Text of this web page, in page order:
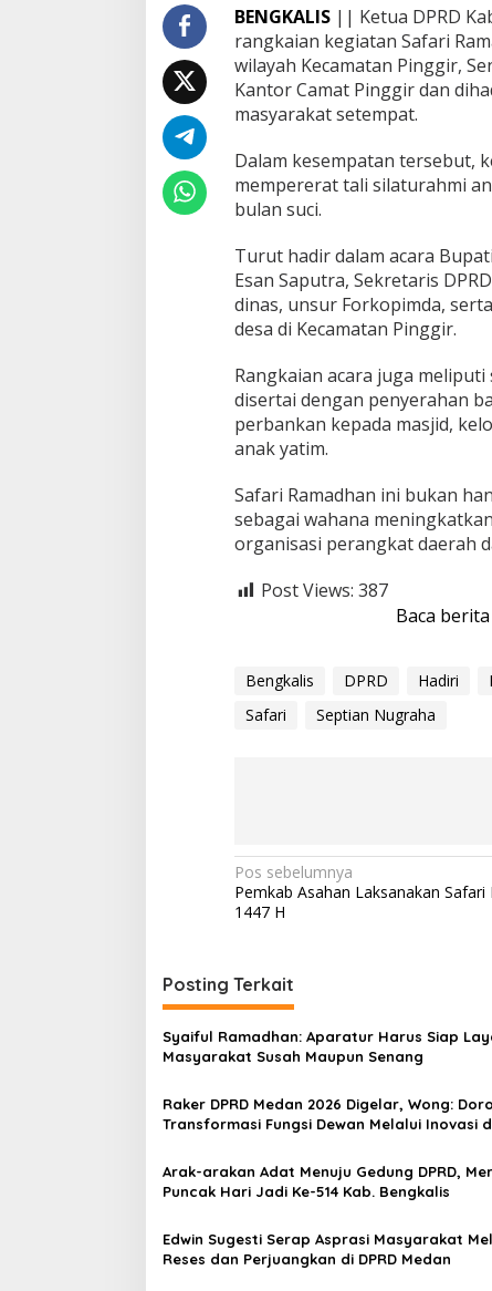
a
N
u
g
r
h
a
H
i
r
i
S
a
a
i
R
a
h
a
P
b
d
a
r
BENGKALIS|| Ketua DPRD
rangkaian kegiatan Safari
wilayah Kecamatan Pinggir,
Kantor Camat Pinggir dan
masyarakat setempat.
Dalam kesempatan tersebut,
mempererat tali silaturahmi
bulan suci.
Turut hadir dalam acara
Esan Saputra, Sekretaris
dinas, unsur Forkopimda,
desa di Kecamatan Pinggir.
Rangkaian acara juga
disertai dengan penyerahan
perbankan kepada masjid,
anak yatim.
Safari Ramadhan ini bukan
sebagai wahana
organisasi perangkat daerah
Post Views: 387
Baca
Bengkalis DPRD Hadiri
Safari
Septian Nugraha
N
a
i
g
a
s
i
p
s
Pos sebelumnya
Pemkab Asahan Laksanakan Safari
1447 H
Posting Terkait
Syaiful Ramadhan: Aparatur Harus Siap
Masyarakat Susah Maupun Senang
Raker DPRD Medan 2026 Digelar, Wong:
Transformasi Fungsi Dewan Melalui Inovasi
Arak-arakan Adat Menuju Gedung DPRD,
Puncak Hari Jadi Ke-514 Kab. Bengkalis
Edwin Sugesti Serap Asprasi Masyarakat
Reses dan Perjuangkan di DPRD Medan